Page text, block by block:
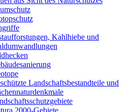
Kahlhiebe und
Landschaftsbestandteile und
2000-Gebiete